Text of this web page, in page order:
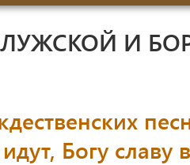
И
Богу славу